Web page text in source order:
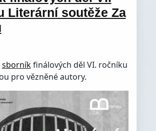
Literární soutěže Za
sborníkfinálových děl VI. ročníku
pro vězněné autory.